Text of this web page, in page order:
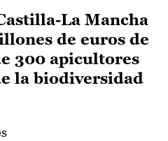
La Mancha
de euros de
300 apicultores
la biodiversidad